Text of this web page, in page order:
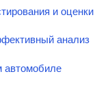
и оценки
анализ